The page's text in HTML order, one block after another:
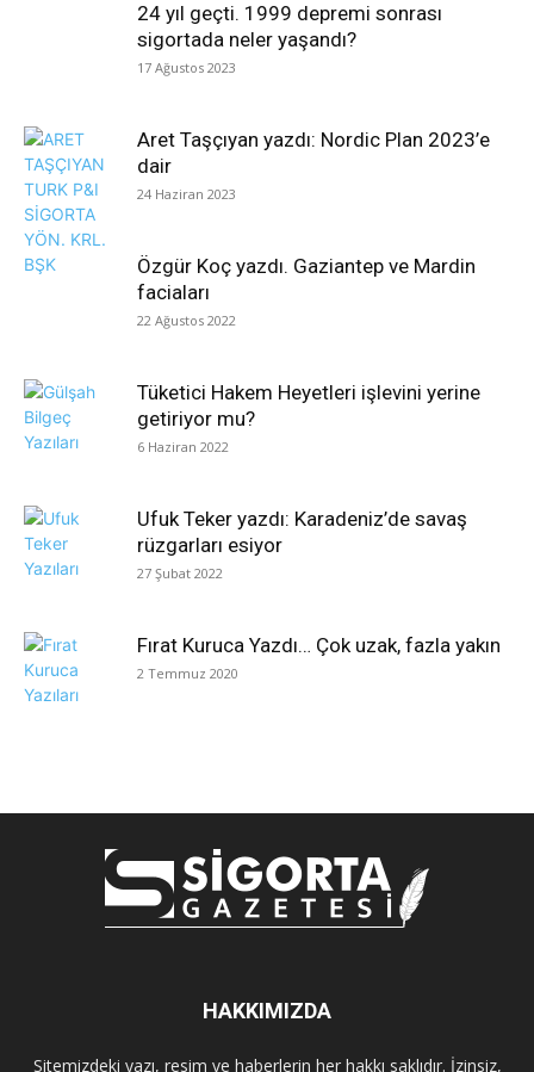
24 yıl geçti. 1999 depremi sonrası
sigortada neler yaşandı?
17 Ağustos 2023
Aret Taşçıyan yazdı: Nordic Plan 2023’e
dair
24 Haziran 2023
Özgür Koç yazdı. Gaziantep ve Mardin
faciaları
22 Ağustos 2022
Tüketici Hakem Heyetleri işlevini yerine
getiriyor mu?
6 Haziran 2022
Ufuk Teker yazdı: Karadeniz’de savaş
rüzgarları esiyor
27 Şubat 2022
Fırat Kuruca Yazdı… Çok uzak, fazla yakın
2 Temmuz 2020
HAKKIMIZDA
Sitemizdeki yazı, resim ve haberlerin her hakkı saklıdır. İzinsiz,